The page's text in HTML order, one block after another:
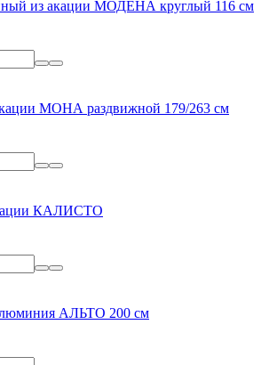
из акации МОДЕНА круглый 116 см
МОНА раздвижной 179/263 см
КАЛИСТО
АЛЬТО 200 см